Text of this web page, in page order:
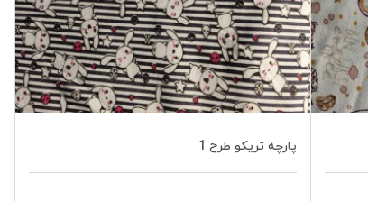
پارچه تریکو طرح 1